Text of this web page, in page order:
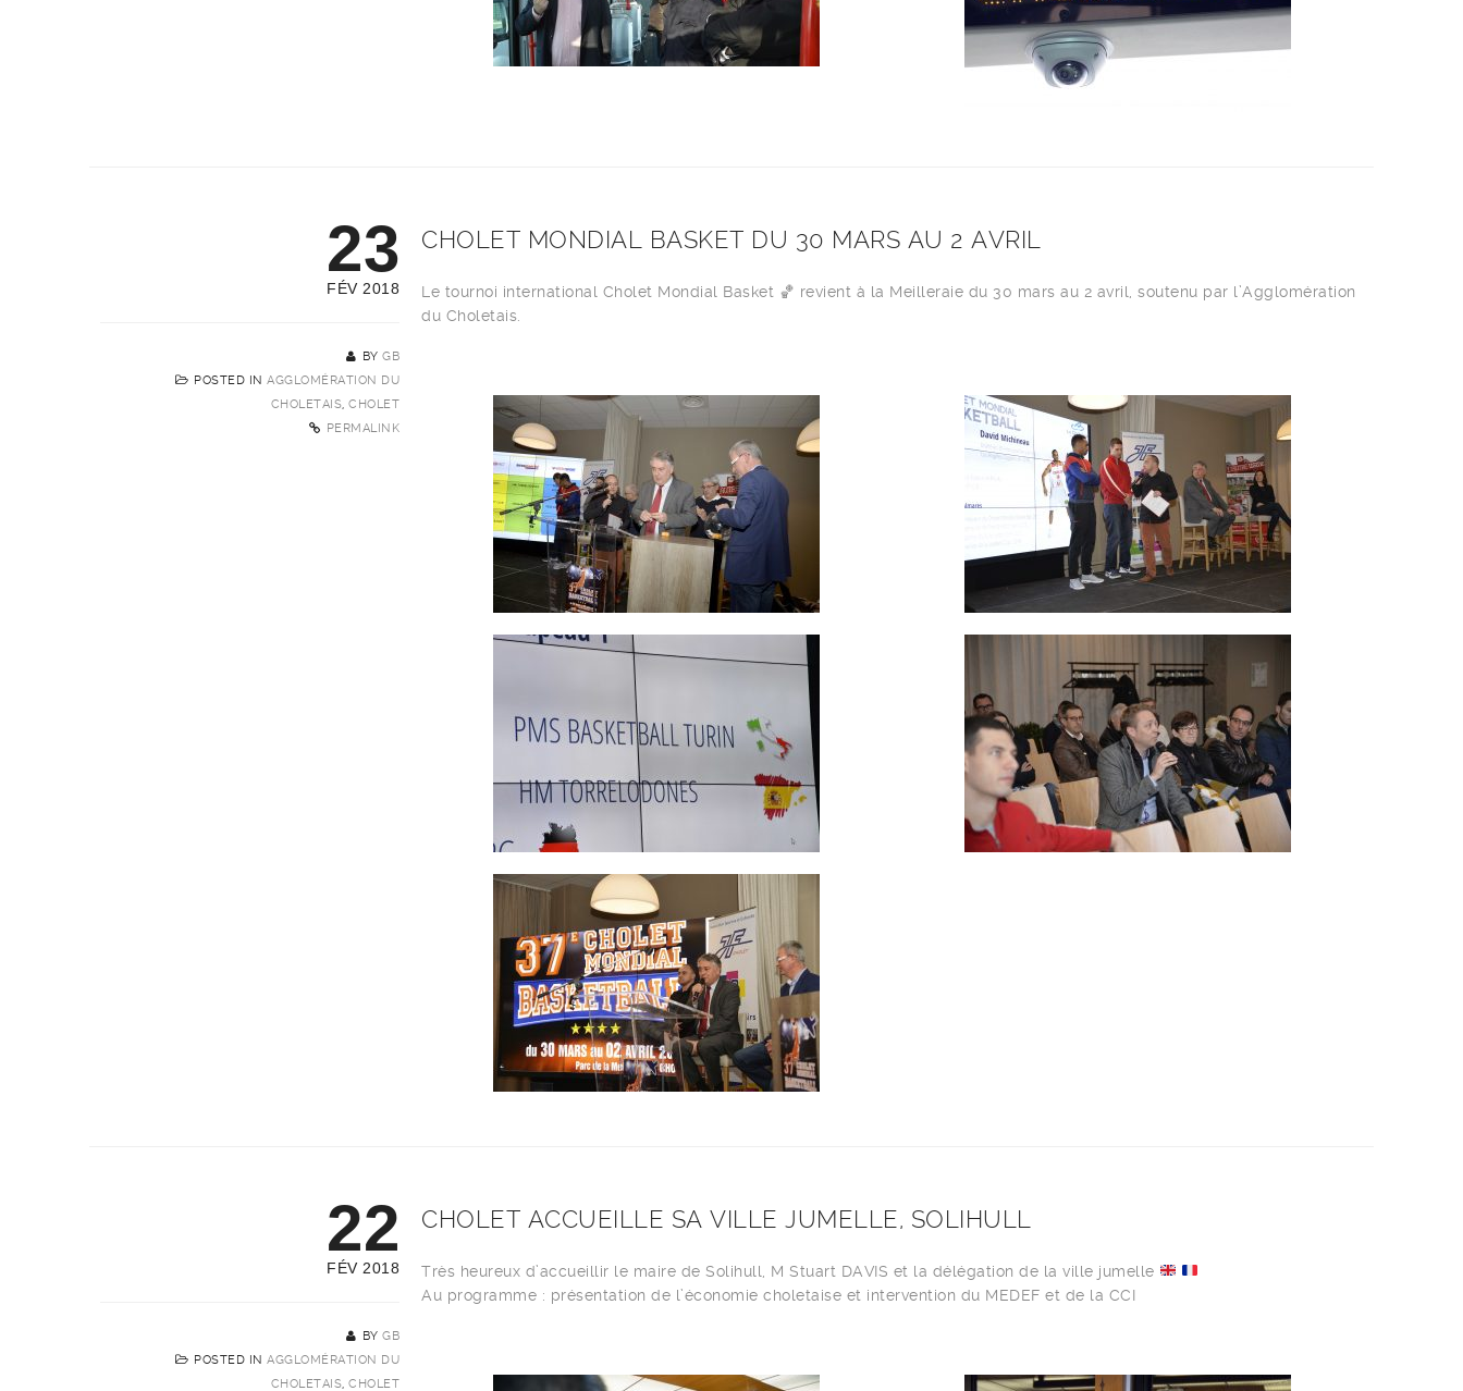
23
FÉV 2018
BY GB
POSTED IN AGGLOMÉRATION DU
CHOLETAIS, CHOLET
PERMALINK
CHOLET MONDIAL BASKET DU 30 MARS AU 2 AVRIL
Le tournoi international Cholet Mondial Basket 🏀 revient à la Meilleraie du 30 mars au 2 avril, soutenu par l’Agglomération
du Choletais.
22
FÉV 2018
BY GB
POSTED IN AGGLOMÉRATION DU
CHOLETAIS, CHOLET
CHOLET ACCUEILLE SA VILLE JUMELLE, SOLIHULL
Très heureux d’accueillir le maire de Solihull, M Stuart DAVIS et la délégation de la ville jumelle
Au programme : présentation de l’économie choletaise et intervention du MEDEF et de la CCI